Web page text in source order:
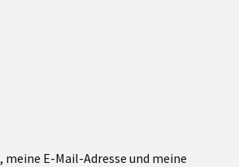
meine E-Mail-Adresse und meine